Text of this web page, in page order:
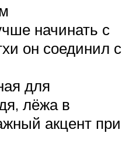
начинать с
он соединил с
для
лёжа в
акцент при